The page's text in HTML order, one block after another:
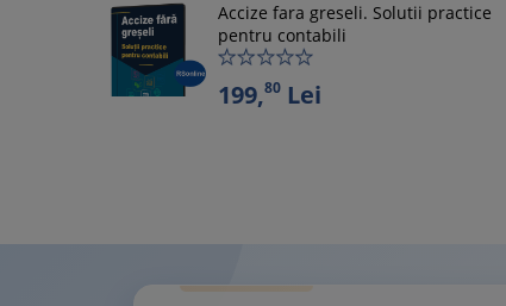
Accize fara greseli. Solutii practice
pentru contabili
199,80 Lei